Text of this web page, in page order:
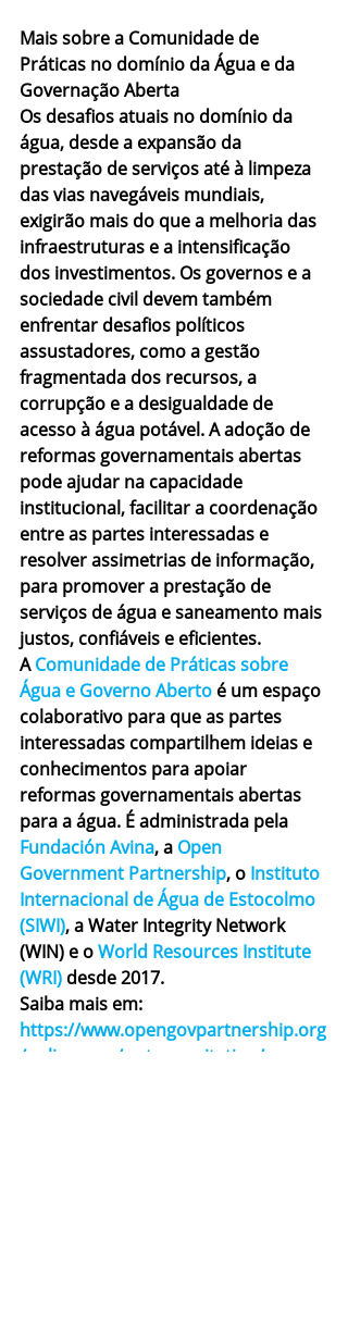
Mais sobre a Comunidade de
Práticas no domínio da Água e da
Governação Aberta
Os desafios atuais no domínio da
água, desde a expansão da
prestação de serviços até à limpeza
das vias navegáveis mundiais,
exigirão mais do que a melhoria das
infraestruturas e a intensificação
dos investimentos. Os governos e a
sociedade civil devem também
enfrentar desafios políticos
assustadores, como a gestão
fragmentada dos recursos, a
corrupção e a desigualdade de
acesso à água potável. A adoção de
reformas governamentais abertas
pode ajudar na capacidade
institucional, facilitar a coordenação
entre as partes interessadas e
resolver assimetrias de informação,
para promover a prestação de
serviços de água e saneamento mais
justos, confiáveis e eficientes.
A Comunidade de Práticas sobre
Água e Governo Aberto é um espaço
colaborativo para que as partes
interessadas compartilhem ideias e
conhecimentos para apoiar
reformas governamentais abertas
para a água. É administrada pela
Fundación Avina, a Open
Government Partnership, o Instituto
Internacional de Água de Estocolmo
(SIWI), a Water Integrity Network
(WIN) e o World Resources Institute
(WRI) desde 2017.
Saiba mais em:
https://www.opengovpartnership.org
/policy-area/water-sanitation/